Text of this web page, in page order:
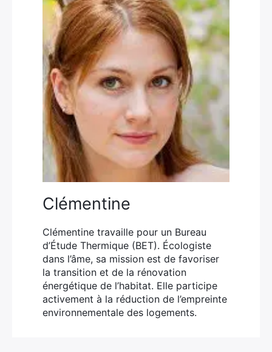
Clémentine
Clémentine travaille pour un Bureau
d’Étude Thermique (BET). Écologiste
dans l’âme, sa mission est de favoriser
la transition et de la rénovation
énergétique de l’habitat. Elle participe
activement à la réduction de l’empreinte
environnementale des logements.